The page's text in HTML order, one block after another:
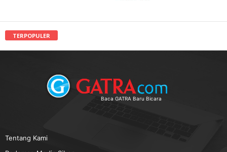
TERPOPULER
Baca GATRA Baru Bicara
Tentang Kami